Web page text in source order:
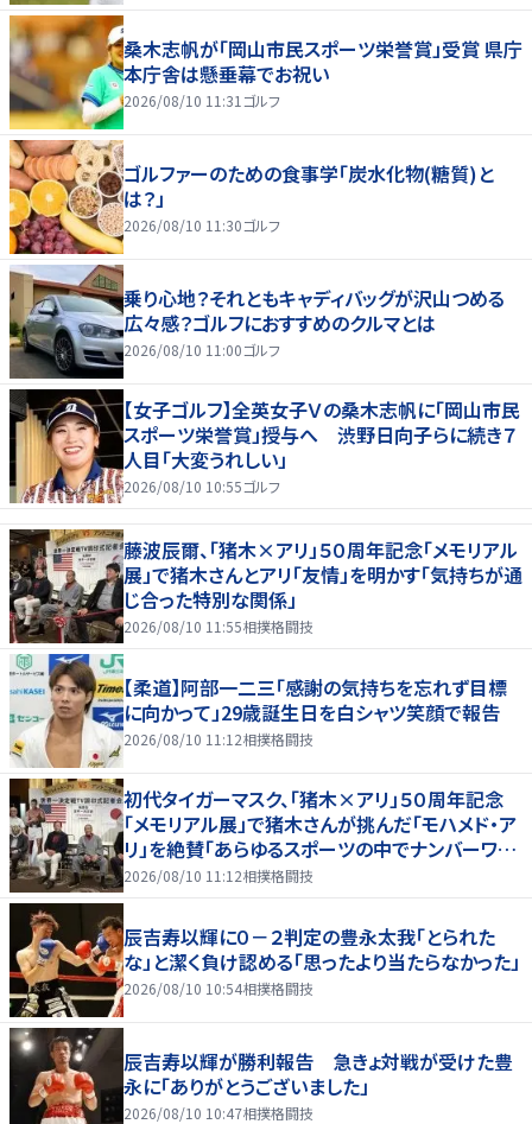
桑木志帆が「岡山市民スポーツ栄誉賞」受賞 県庁
本庁舎は懸垂幕でお祝い
2026/08/10 11:31 ゴルフ
ゴルファーのための食事学「炭水化物(糖質)と
は？」
2026/08/10 11:30ゴルフ
乗り心地？それともキャディバッグが沢山つめる
広々感？ゴルフにおすすめのクルマとは
2026/08/10 11:00ゴルフ
【女子ゴルフ】全英女子Ｖの桑木志帆に「岡山市民
スポーツ栄誉賞」授与へ 渋野日向子らに続き７
人目「大変うれしい」
2026/08/10 10:55ゴルフ
藤波辰爾、「猪木×アリ」５０周年記念「メモリアル
展」で猪木さんとアリ「友情」を明かす「気持ちが通
じ合った特別な関係」
2026/08/10 11:55相撲格闘技
【柔道】阿部一二三「感謝の気持ちを忘れず目標
に向かって」29歳誕生日を白シャツ笑顔で報告
2026/08/10 11:12相撲格闘技
初代タイガーマスク、「猪木×アリ」５０周年記念
「メモリアル展」で猪木さんが挑んだ「モハメド・ア
リ」を絶賛「あらゆるスポーツの中でナンバーワン
の存在」
2026/08/10 11:12相撲格闘技
辰吉寿以輝に０－２判定の豊永太我「とられた
な」と潔く負け認める「思ったより当たらなかった」
2026/08/10 10:54相撲格闘技
辰吉寿以輝が勝利報告 急きょ対戦が受けた豊
永に「ありがとうございました」
2026/08/10 10:47相撲格闘技